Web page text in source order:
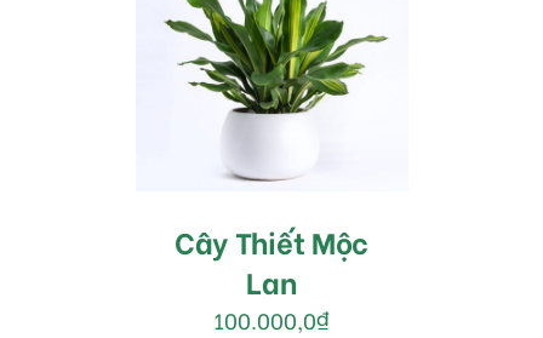
MUA HÀNG /
DETAILS
Cây Thiết Mộc
Lan
100.000,0₫